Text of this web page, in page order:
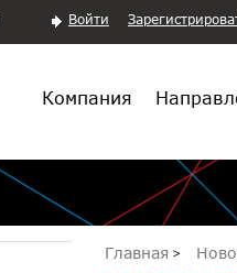
Войти
Компания
Главная